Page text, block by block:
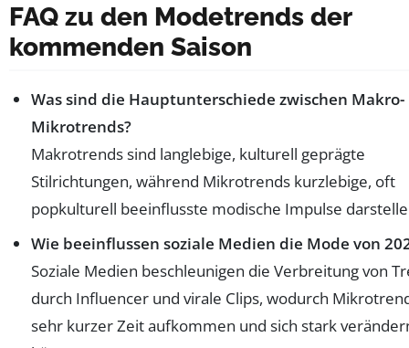
FAQ zu den Modetrends der
kommenden Saison
Was sind die Hauptunterschiede zwischen
Mikrotrends?
Makrotrends sind langlebige, kulturell geprägte
Stilrichtungen, während Mikrotrends kurzlebige, oft
popkulturell beeinflusste modische Impulse
Wie beeinflussen soziale Medien die Mode von
Soziale Medien beschleunigen die Verbreitung von
durch Influencer und virale Clips, wodurch
sehr kurzer Zeit aufkommen und sich stark